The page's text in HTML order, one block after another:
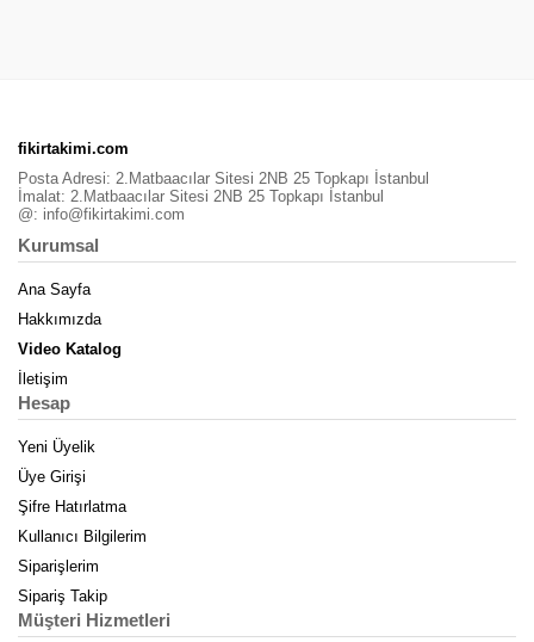
fikirtakimi.com
Posta Adresi: 2.Matbaacılar Sitesi 2NB 25 Topkapı İstanbul
İmalat: 2.Matbaacılar Sitesi 2NB 25 Topkapı İstanbul
@: info@fikirtakimi.com
Kurumsal
Ana Sayfa
Hakkımızda
Video Katalog
İletişim
Hesap
Yeni Üyelik
Üye Girişi
Şifre Hatırlatma
Kullanıcı Bilgilerim
Siparişlerim
Sipariş Takip
Müşteri Hizmetleri